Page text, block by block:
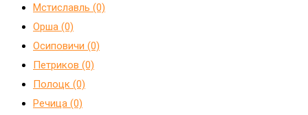
Мстиславль (0)
Орша (0)
Осиповичи (0)
Петриков (0)
Полоцк (0)
Речица (0)